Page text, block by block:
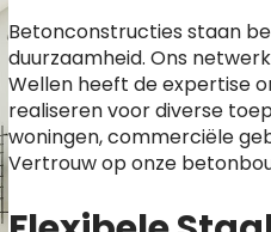
Betonconstructies staan
duurzaamheid. Ons
Wellen heeft de expertise
realiseren voor diverse
woningen, commerciële
Vertrouw op onze